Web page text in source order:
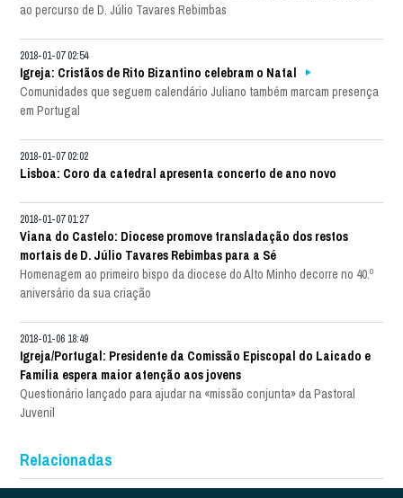
ao percurso de D. Júlio Tavares Rebimbas
2018-01-07 02:54
Igreja: Cristãos de Rito Bizantino celebram o Natal
Comunidades que seguem calendário Juliano também marcam presença
em Portugal
2018-01-07 02:02
Lisboa: Coro da catedral apresenta concerto de ano novo
2018-01-07 01:27
Viana do Castelo: Diocese promove transladação dos restos
mortais de D. Júlio Tavares Rebimbas para a Sé
Homenagem ao primeiro bispo da diocese do Alto Minho decorre no 40.º
aniversário da sua criação
2018-01-06 18:49
Igreja/Portugal: Presidente da Comissão Episcopal do Laicado e
Família espera maior atenção aos jovens
Questionário lançado para ajudar na «missão conjunta» da Pastoral
Juvenil
Relacionadas